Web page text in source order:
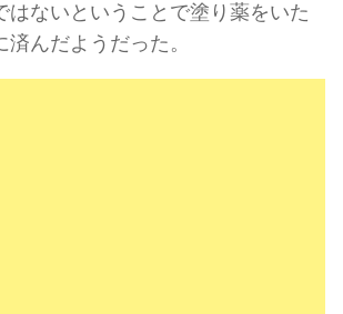
ないということで塗り薬をいた
んだようだった。